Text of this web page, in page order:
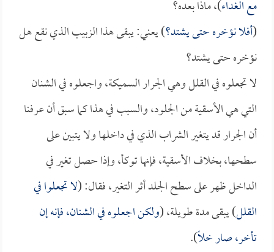
مع الغداء)، ماذا بعده؟
(أفلا نؤخره حتى يشتد؟) يعني: يبقى هذا الزبيب الذي نقع هل
نؤخره حتى يشتد؟
لا تجعلوه في القلل وهي الجرار السميكة، واجعلوه في الشنان
التي هي الأسقية من الجلود، والسبب في هذا كما سبق أن عرفنا
أن الجرار قد يتغير الشراب الذي في داخلها ولا يتبين على
سطحها، بخلاف الأسقية، فإنها توكأ، وإذا حصل تغير في
الداخل ظهر على سطح الجلد أثر التغير، فقال: (لا تجعلوا في
القلل) يبقى مدة طويلة، (ولكن اجعلوه في الشنان، فإنه إن
تأخر، صار خلاً).